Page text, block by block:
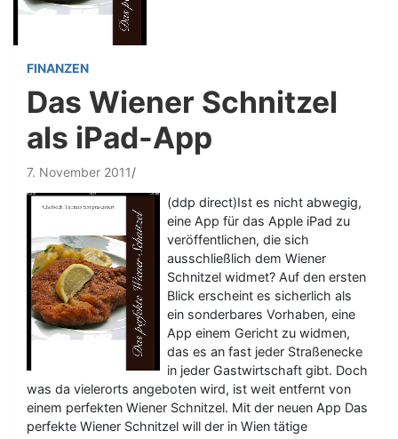
FINANZEN
Das Wiener Schnitzel
als iPad-App
7. November 2011
(ddp direct)Ist es nicht abwegig,
eine App für das Apple iPad zu
veröffentlichen, die sich
ausschließlich dem Wiener
Schnitzel widmet? Auf den ersten
Blick erscheint es sicherlich als
ein sonderbares Vorhaben, eine
App einem Gericht zu widmen,
das es an fast jeder Straßenecke
in jeder Gastwirtschaft gibt. Doch
was da vielerorts angeboten wird, ist weit entfernt von
einem perfekten Wiener Schnitzel. Mit der neuen App Das
perfekte Wiener Schnitzel will der in Wien tätige